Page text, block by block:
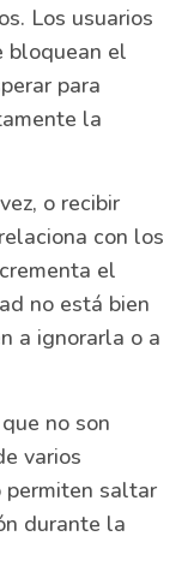
Los usuarios
bloquean el
para
la
o recibir
con los
el
no está bien
a ignorarla o a
no son
varios
permiten saltar
durante la